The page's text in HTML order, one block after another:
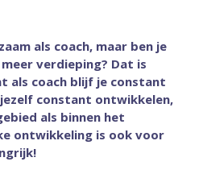
als coach, maar ben je
verdieping? Dat is
als coach blijf je constant
constant ontwikkelen,
als binnen het
ontwikkeling is ook voor